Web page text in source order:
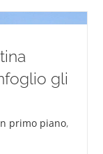
gli
primo piano,